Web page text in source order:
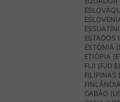
ESTADOS
ESTÓNIA
ETIÓPIA
FIJI (FJD $)
FILIPINAS
GABÃO